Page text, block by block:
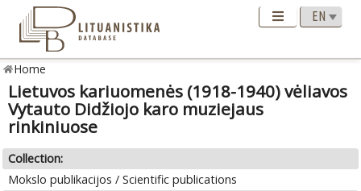
Home
Lietuvos kariuomenės (1918-1940) vėliavos
Vytauto Didžiojo karo muziejaus
rinkiniuose
Collection:
Mokslo publikacijos / Scientific publications